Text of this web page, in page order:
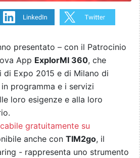
presentato – con il Patrocinio
App ExplorMI 360, che
Expo 2015 e di Milano di
programma e i servizi
loro esigenze e alla loro
gratuitamente su
anche con TIM2go, il
- rappresenta uno strumento